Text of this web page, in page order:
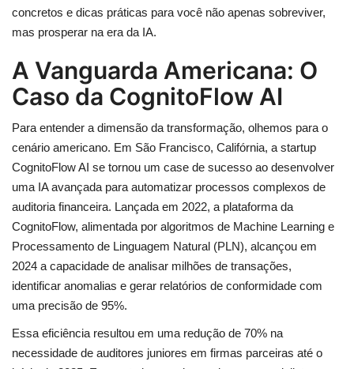
concretos e dicas práticas para você não apenas sobreviver,
mas prosperar na era da IA.
A Vanguarda Americana: O
Caso da CognitoFlow AI
Para entender a dimensão da transformação, olhemos para o
cenário americano. Em São Francisco, Califórnia, a startup
CognitoFlow AI se tornou um case de sucesso ao desenvolver
uma IA avançada para automatizar processos complexos de
auditoria financeira. Lançada em 2022, a plataforma da
CognitoFlow, alimentada por algoritmos de Machine Learning e
Processamento de Linguagem Natural (PLN), alcançou em
2024 a capacidade de analisar milhões de transações,
identificar anomalias e gerar relatórios de conformidade com
uma precisão de 95%.
Essa eficiência resultou em uma redução de 70% na
necessidade de auditores juniores em firmas parceiras até o